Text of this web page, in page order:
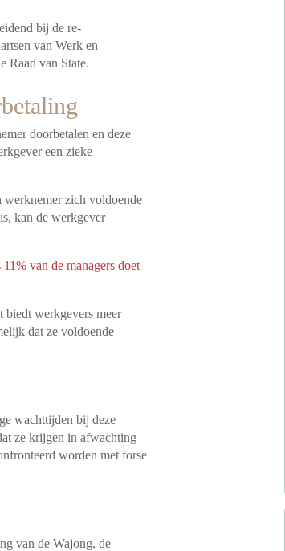
bij de re-
van Werk en
Raad van State.
doorbetalen en deze
een zieke
zich voldoende
kan de werkgever
van de managers doet
biedt werkgevers meer
dat ze voldoende
wachttijden bij deze
ze krijgen in afwachting
worden met forse
van de Wajong, de